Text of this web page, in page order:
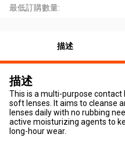
最低訂購數量:
描述
描述
This is a multi-purpose
soft lenses. It aims to cleanse
lenses daily with no rubbing
active moisturizing agents to
long-hour wear.